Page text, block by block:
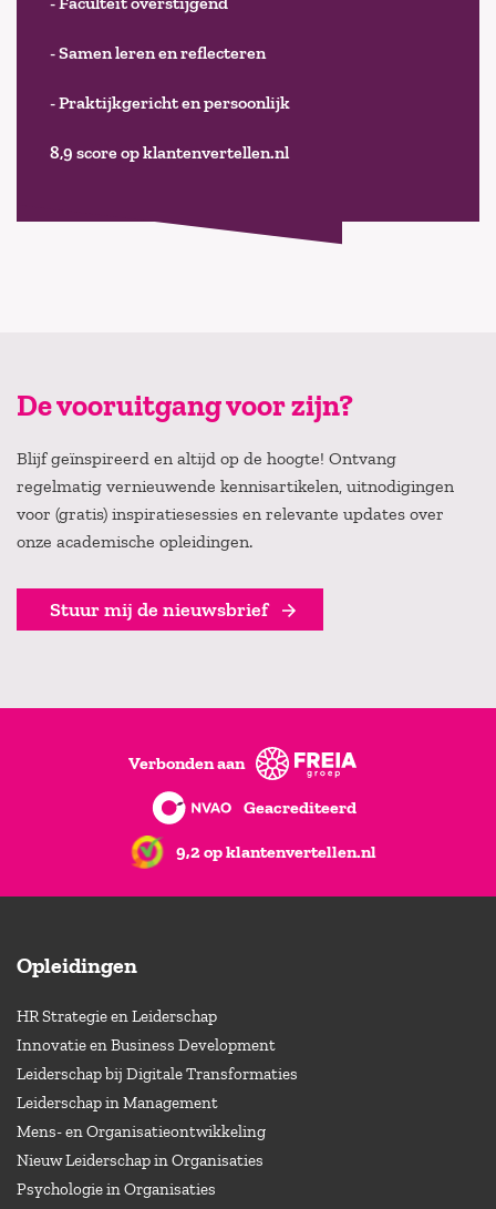
- Samen leren en reflecteren
- Praktijkgericht en persoonlijk
8,9 score op klantenvertellen.nl
De vooruitgang voor zijn?
Blijf geïnspireerd en altijd op de hoogte! Ontvang
regelmatig vernieuwende kennisartikelen, uitnodigingen
voor (gratis) inspiratiesessies en relevante updates over
onze academische opleidingen.
Stuur mij de nieuwsbrief
Verbonden aan
Geacrediteerd
9,2 op klantenvertellen.nl
Opleidingen
HR Strategie en Leiderschap
Innovatie en Business Development
Leiderschap bij Digitale Transformaties
Leiderschap in Management
Mens- en Organisatieontwikkeling
Nieuw Leiderschap in Organisaties
Psychologie in Organisaties